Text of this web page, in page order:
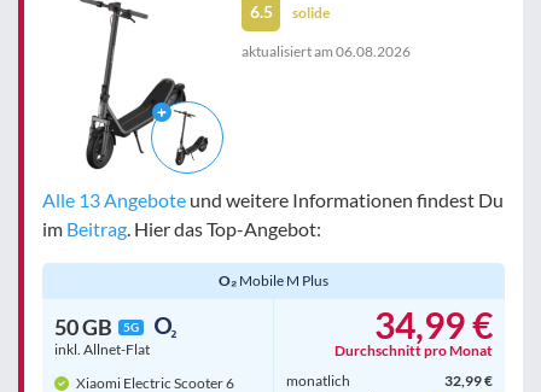
6.5 solide
aktualisiert am 06.08.2026
Alle 13 Angebote und weitere Informationen findest Du
im Beitrag. Hier das Top-Angebot:
O₂ Mobile M Plus
50 GB 5G
inkl. Allnet-Flat
Xiaomi Electric Scooter 6
34,99 €
Durchschnitt pro Monat
monatlich
32,99 €